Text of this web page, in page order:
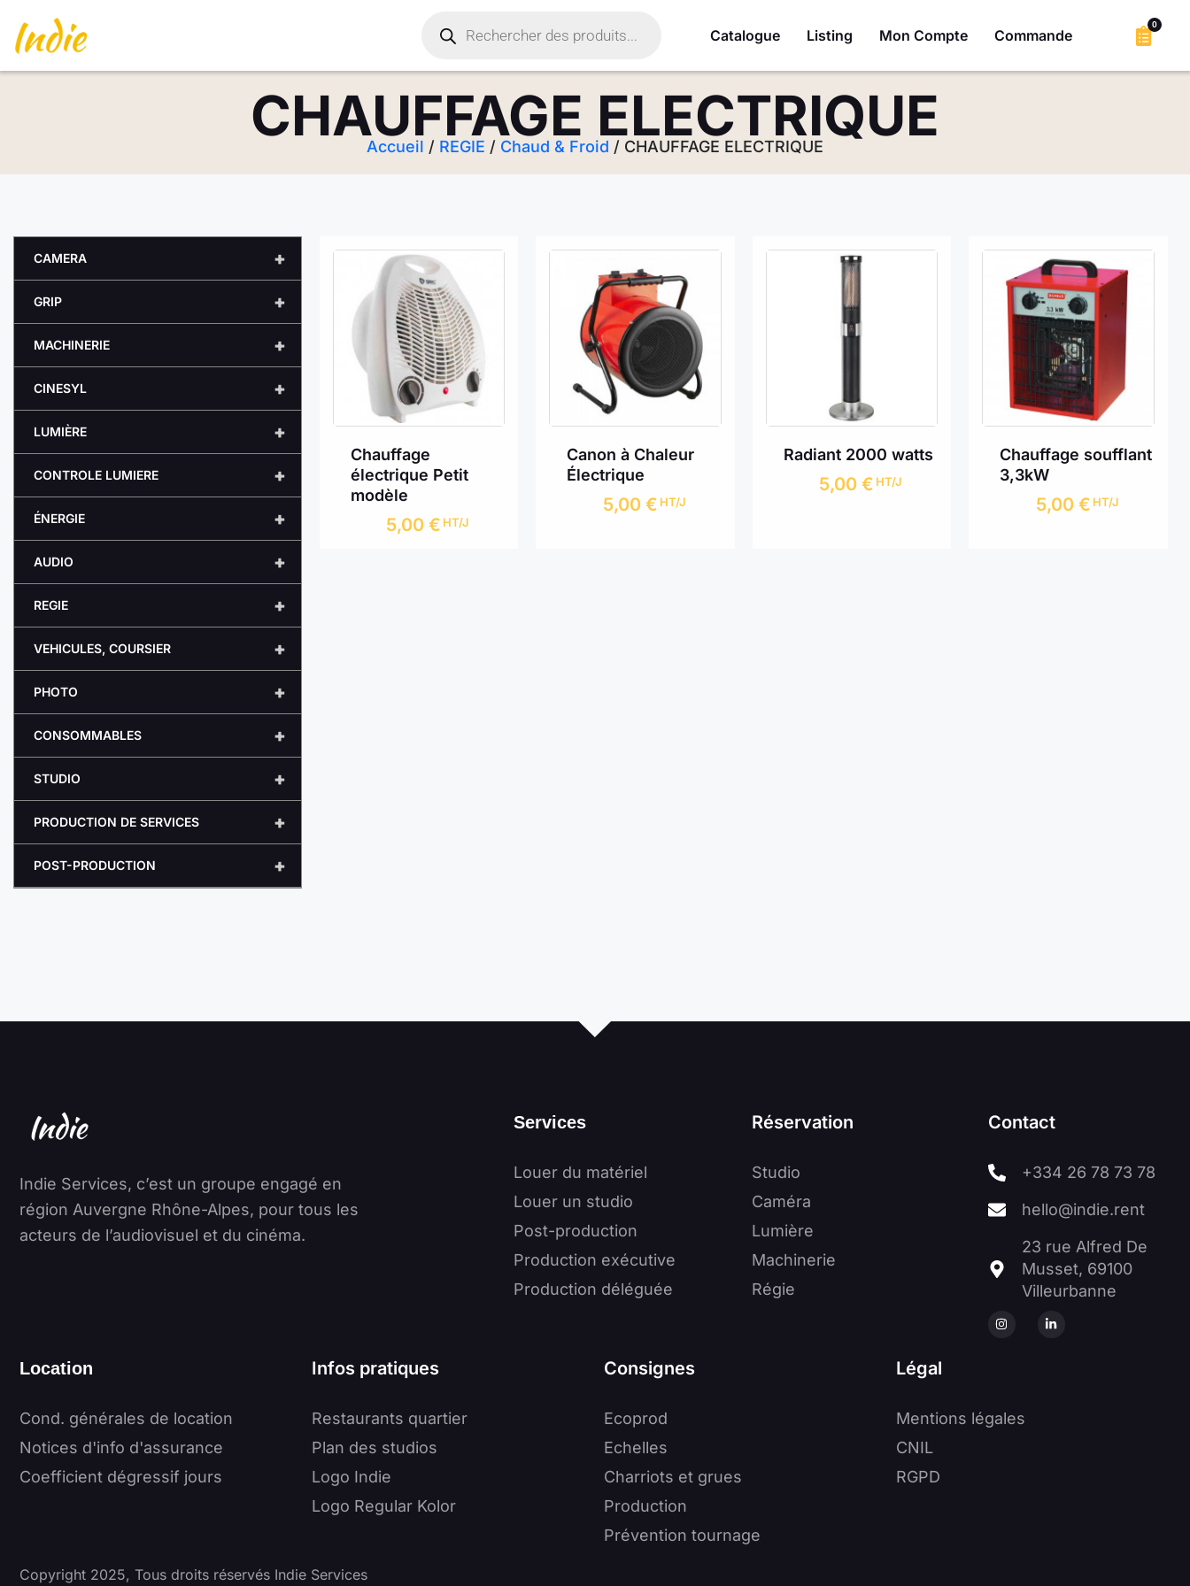
Catalogue Listing Mon Compte Commande
0
CHAUFFAGE ELECTRIQUE
Accueil / REGIE / Chaud & Froid / CHAUFFAGE ELECTRIQUE
+
CAMERA
+
GRIP
+
MACHINERIE
+
CINESYL
+
LUMIÈRE
+
CONTROLE LUMIERE
+
ÉNERGIE
+
AUDIO
+
REGIE
+
VEHICULES, COURSIER
+
PHOTO
+
CONSOMMABLES
+
STUDIO
+
PRODUCTION DE SERVICES
+
POST-PRODUCTION
Chauffage
électrique Petit
modèle
5,00€ HT/J
Canon à Chaleur
Électrique
5,00 € HT/J
Radiant 2000 watts
5,00€ HT/J
Chauffage soufflant
3,3kW
5,00 € HT/J
Indie Services, c’est un groupe engagé en
région Auvergne Rhône-Alpes, pour tous les
acteurs de l’audiovisuel et du cinéma.
Services
Louer du matériel
Louer un studio
Post-production
Production exécutive
Production déléguée
Réservation
Studio
Caméra
Lumière
Machinerie
Régie
Contact
+334 26 78 73 78
hello@indie.rent
23 rue Alfred De
Musset, 69100
Villeurbanne
Location
Cond. générales de location
Notices d'info d'assurance
Coefficient dégressif jours
Infos pratiques
Restaurants quartier
Plan des studios
Logo Indie
Logo Regular Kolor
Consignes
Ecoprod
Echelles
Charriots et grues
Production
Prévention tournage
Légal
Mentions légales
CNIL
RGPD
Copyright 2025, Tous droits réservés Indie Services